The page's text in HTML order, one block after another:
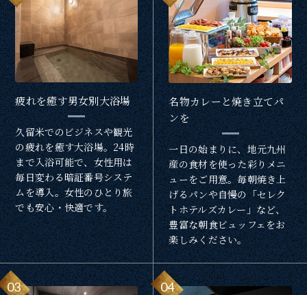
疲れを癒す男女別大浴場
久留米でのビジネスや観光
の疲れを癒す大浴場。24時
まで入浴可能で、女性用は
毎日変わる暗証番号システ
ムを導入。女性のひとり旅
でも安心・快適です。
名物カレーと焼き立てパ
ンを
一日の始まりに、地元九州
産の食材を使った彩りメニ
ューをご用意。毎朝焼き上
げるパンや自慢の「セレク
トホテルズカレー」など、
豊富な朝食ビュッフェをお
楽しみください。
03 04